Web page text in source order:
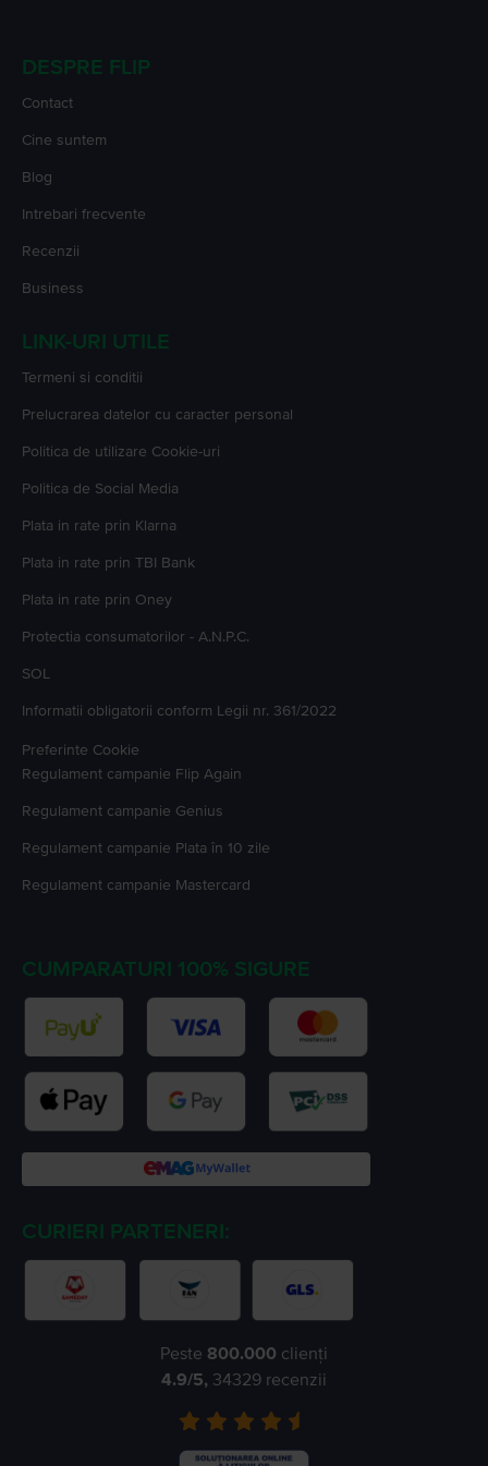
DESPRE FLIP
Contact
Cine suntem
Blog
Intrebari frecvente
Recenzii
Business
LINK-URI UTILE
Termeni si conditii
Prelucrarea datelor cu caracter personal
Politica de utilizare Cookie-uri
Politica de Social Media
Plata in rate prin Klarna
Plata in rate prin TBI Bank
Plata in rate prin Oney
Protectia consumatorilor - A.N.P.C.
SOL
Informatii obligatorii conform Legii nr. 361/2022
Preferinte Cookie
Regulament campanie Flip Again
Regulament campanie Genius
Regulament campanie Plata în 10 zile
Regulament campanie Mastercard
CUMPARATURI 100% SIGURE
CURIERI PARTENERI:
Peste 800.000 clienți
4.9/5, 34329 recenzii